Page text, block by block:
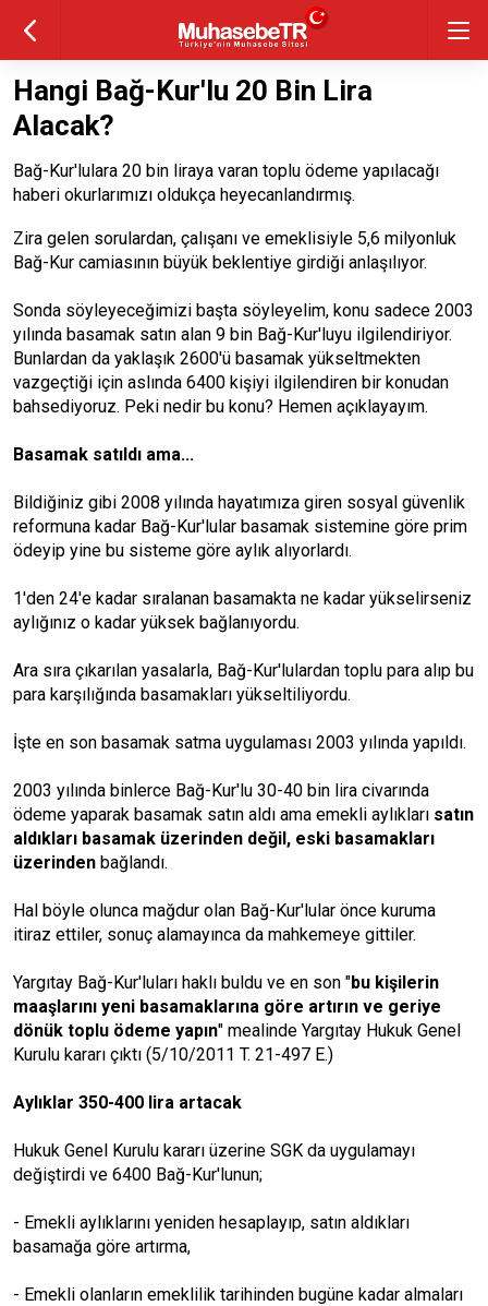
Hangi Bağ-Kur'lu 20 Bin Lira
Alacak?
Bağ-Kur'lulara 20 bin liraya varan toplu ödeme yapılacağı
haberi okurlarımızı oldukça heyecanlandırmış.
Zira gelen sorulardan, çalışanı ve emeklisiyle 5,6 milyonluk
Bağ-Kur camiasının büyük beklentiye girdiği anlaşılıyor.
Sonda söyleyeceğimizi başta söyleyelim, konu sadece 2003
yılında basamak satın alan 9 bin Bağ-Kur'luyu ilgilendiriyor.
Bunlardan da yaklaşık 2600'ü basamak yükseltmekten
vazgeçtiği için aslında 6400 kişiyi ilgilendiren bir konudan
bahsediyoruz. Peki nedir bu konu? Hemen açıklayayım.
Basamak satıldı ama...
Bildiğiniz gibi 2008 yılında hayatımıza giren sosyal güvenlik
reformuna kadar Bağ-Kur'lular basamak sistemine göre prim
ödeyip yine bu sisteme göre aylık alıyorlardı.
1'den 24'e kadar sıralanan basamakta ne kadar yükselirseniz
aylığınız o kadar yüksek bağlanıyordu.
Ara sıra çıkarılan yasalarla, Bağ-Kur'lulardan toplu para alıp bu
para karşılığında basamakları yükseltiliyordu.
İşte en son basamak satma uygulaması 2003 yılında yapıldı.
2003 yılında binlerce Bağ-Kur'lu 30-40 bin lira civarında
ödeme yaparak basamak satın aldı ama emekli aylıkları satın
aldıkları basamak üzerinden değil, eski basamakları
üzerinden bağlandı.
Hal böyle olunca mağdur olan Bağ-Kur'lular önce kuruma
itiraz ettiler, sonuç alamayınca da mahkemeye gittiler.
Yargıtay Bağ-Kur'luları haklı buldu ve en son "bu kişilerin
maaşlarını yeni basamaklarına göre artırın ve geriye
dönük toplu ödeme yapın" mealinde Yargıtay Hukuk Genel
Kurulu kararı çıktı (5/10/2011 T. 21-497 E.)
Aylıklar 350-400 lira artacak
Hukuk Genel Kurulu kararı üzerine SGK da uygulamayı
değiştirdi ve 6400 Bağ-Kur'lunun;
- Emekli aylıklarını yeniden hesaplayıp, satın aldıkları
basamağa göre artırma,
- Emekli olanların emeklilik tarihinden bugüne kadar almaları